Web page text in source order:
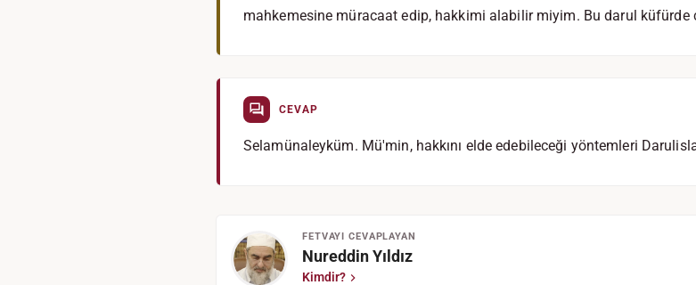
mahkemesine müracaat edip, hakkimi alabilir miyim. Bu darul küfürde
CEVAP
Selamünaleyküm. Mü'min, hakkını elde edebileceği yöntemleri
FETVAYI CEVAPLAYAN
Nureddin Yıldız
Kimdir?